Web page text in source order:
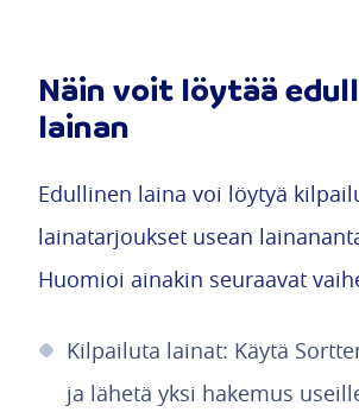
Näin voit löytää
lainan
Edullinen laina voi löytyä
lainatarjoukset usean
Huomioi ainakin seuraavat
Kilpailuta lainat: Käytä
ja lähetä yksi hakemus